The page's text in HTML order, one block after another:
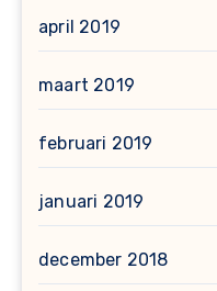
april 2019
maart 2019
februari 2019
januari 2019
december 2018